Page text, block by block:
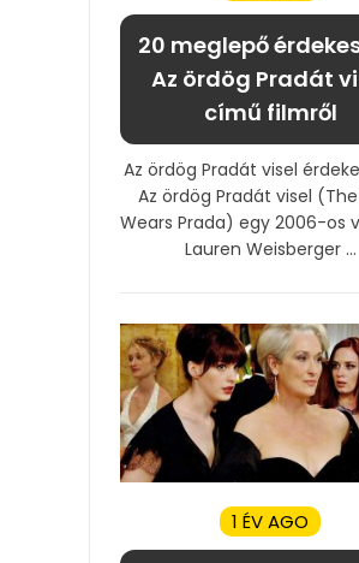
20 meglepő
Az ördög Pradát
című filmről
Az ördög Pradát visel
Az ördög Pradát visel
Wears Prada) egy 2006-os
Lauren Weisberger ...
1 ÉV AGO